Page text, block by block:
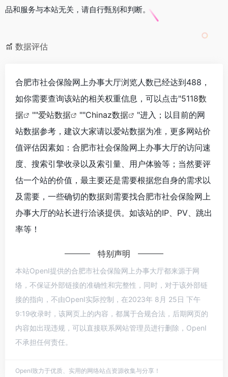
品和服务与本站无关，请自行甄别和判断。
数据评估
合肥市社会保险网上办事大厅浏览人数已经达到488，
如你需要查询该站的相关权重信息，可以点击"5118数
据
""爱站数据 ""Chinaz数据
"进入；以目前的网
站数据参考，建议大家请以爱站数据为准，更多网站价
值评估因素如：合肥市社会保险网上办事大厅的访问速
度、搜索引擎收录以及索引量、用户体验等；当然要评
估一个站的价值，最主要还是需要根据您自身的需求以
及需要，一些确切的数据则需要找合肥市社会保险网上
办事大厅的站长进行洽谈提供。如该站的IP、PV、跳出
率等！
特别声明
本站OpenI提供的合肥市社会保险网上办事大厅都来源于网
络，不保证外部链接的准确性和完整性，同时，对于该外部链
接的指向，不由OpenI实际控制，在2023年 8月 25日 下午
9:19收录时，该网页上的内容，都属于合规合法，后期网页的
内容如出现违规，可以直接联系网站管理员进行删除，OpenI
不承担任何责任。
OpenI致力于优质、实用的网络站点资源收集与分享！